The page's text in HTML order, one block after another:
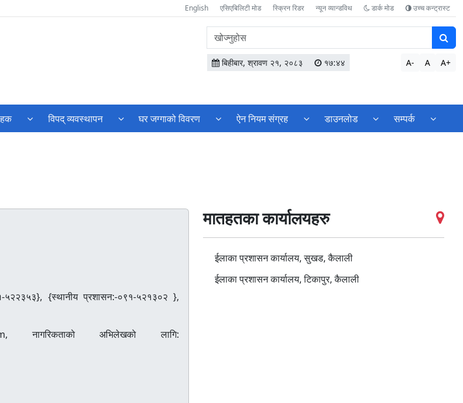
English एसिएबिलिटी मोड स्क्रिन रिडर न्यून व्यान्डविथ डार्क मोड उच्च कन्ट्रास्ट
वेबसाइटमा
सामग्री
खोज्नुहोस
बिहीबार, श्रावण २१, २०८३ १७:४४ A- A A+
विपद् व्यवस्थापन घर जग्गाको विवरण ऐन नियम संग्रह डाउनलोड सम्पर्क
५२२३५३}, {स्थानीय प्रशासन:-०९१-५२१३०२ },
नागरिकताको अभिलेखको लागि:
मातहतका कार्यालयहरु
ईलाका प्रशासन कार्यालय, सुखड, कैलाली
ईलाका प्रशासन कार्यालय, टिकापुर, कैलाली